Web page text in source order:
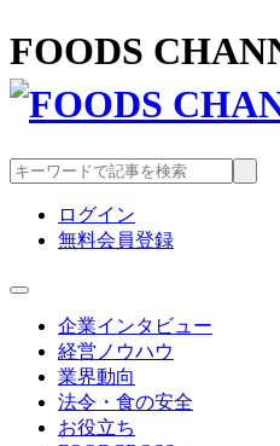
FOODS
ログイン
無料会員登録
企業インタビュー
経営ノウハウ
業界動向
法令・食の安全
お役立ち